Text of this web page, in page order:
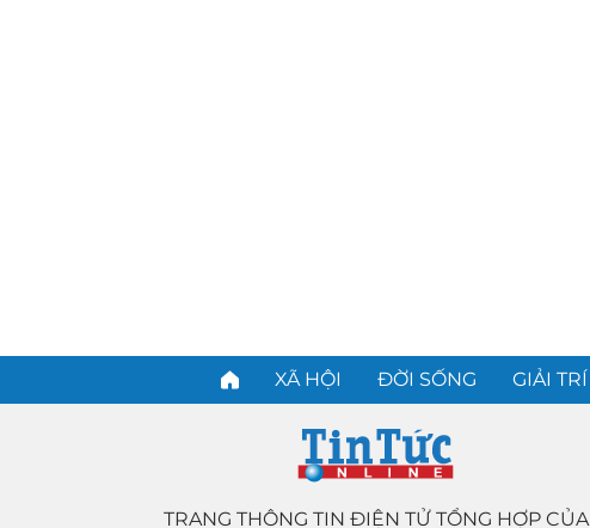
XÃ HỘI ĐỜI SỐNG GIẢI TRÍ
TRANG THÔNG TIN ĐIỆN TỬ TỔNG HỢP CỦA